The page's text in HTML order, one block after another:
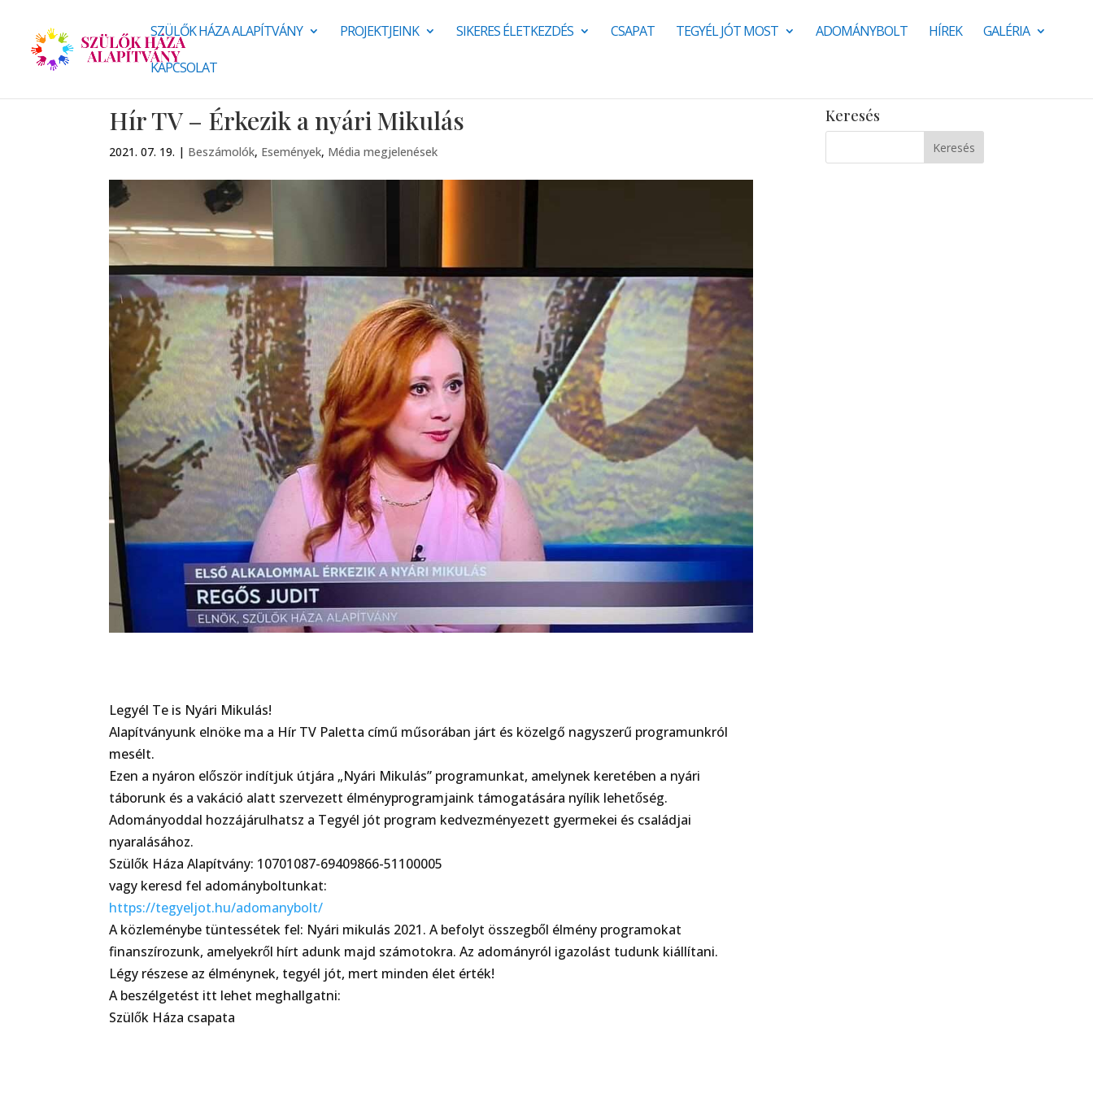
SZÜLŐK HÁZA ALAPÍTVÁNY PROJEKTJEINK SIKERES ÉLETKEZDÉS CSAPAT TEGYÉL JÓT MOST ADOMÁNYBOLT HÍREK GALÉRIA
KAPCSOLAT
Hír TV – Érkezik a nyári Mikulás
2021. 07. 19. | Beszámolók, Események, Média megjelenések
Legyél Te is Nyári Mikulás!
Alapítványunk elnöke ma a Hír TV Paletta című műsorában járt és közelgő nagyszerű programunkról
mesélt.
Ezen a nyáron először indítjuk útjára „Nyári Mikulás” programunkat, amelynek keretében a nyári
táborunk és a vakáció alatt szervezett élményprogramjaink támogatására nyílik lehetőség.
Adományoddal hozzájárulhatsz a Tegyél jót program kedvezményezett gyermekei és családjai
nyaralásához.
Szülők Háza Alapítvány: 10701087-69409866-51100005
vagy keresd fel adományboltunkat:
https://tegyeljot.hu/adomanybolt/
A közleménybe tüntessétek fel: Nyári mikulás 2021. A befolyt összegből élmény programokat
finanszírozunk, amelyekről hírt adunk majd számotokra. Az adományról igazolást tudunk kiállítani.
Légy részese az élménynek, tegyél jót, mert minden élet érték!
A beszélgetést itt lehet meghallgatni:
Szülők Háza csapata
Keresés